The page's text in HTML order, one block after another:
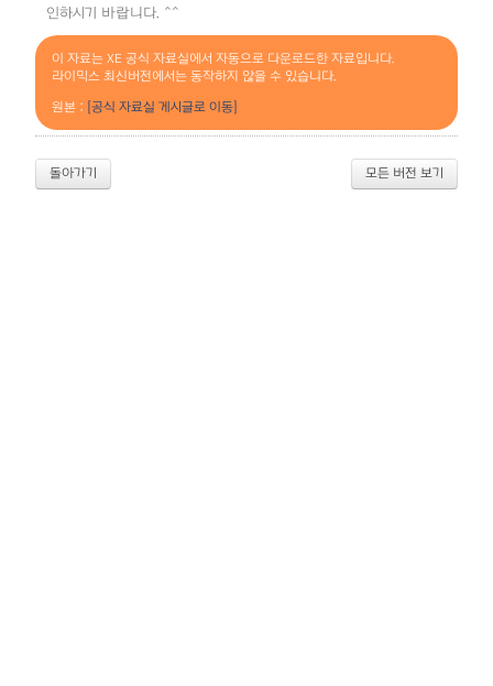
인하시기 바랍니다. ^^
이 자료는 XE 공식 자료실에서 자동으로 다운로드한 자료입니다.
라이믹스 최신버전에서는 동작하지 않을 수 있습니다.
원본 : [공식 자료실 게시글로 이동]
돌아가기 모든 버전 보기